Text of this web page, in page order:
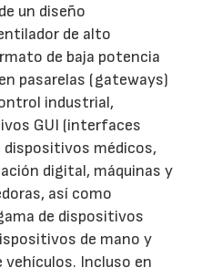
un diseño
de alto
de baja potencia
pasarelas (gateways)
industrial,
GUI (interfaces
dispositivos médicos,
digital, máquinas y
así como
de dispositivos
de mano y
vehículos. Incluso en